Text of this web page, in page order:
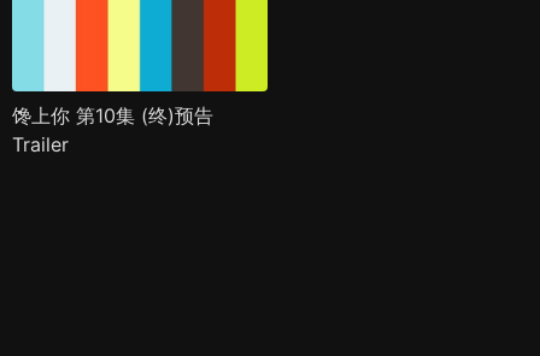
馋上你 第10集 (终)预告
Trailer